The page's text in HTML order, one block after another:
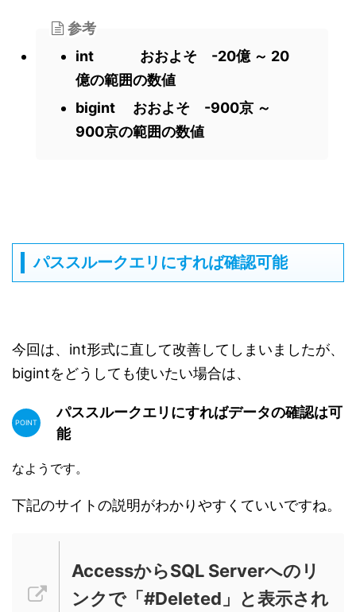
参考
int おおよそ -20億 ～ 20
億の範囲の数値
bigint おおよそ -900京 ～
900京の範囲の数値
パススルークエリにすれば確認可能
今回は、int形式に直して改善してしまいましたが、
bigintをどうしても使いたい場合は、
パススルークエリにすればデータの確認は可
能
なようです。
下記のサイトの説明がわかりやすくていいですね。
AccessからSQL Serverへのリ
ンクで「#Deleted」と表示され